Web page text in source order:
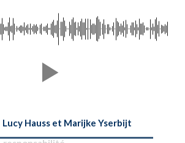
Hauss et Marijke Yserbijt